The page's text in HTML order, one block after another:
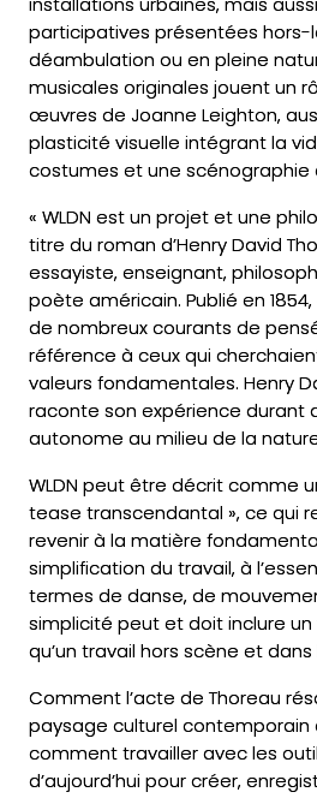
participatives présentées hors-
déambulation ou en pleine
musicales originales jouent un
œuvres de Joanne Leighton,
plasticité visuelle intégrant la
costumes et une scénographie
« WLDN est un projet et une
titre du roman d’Henry David
essayiste, enseignant,
poète américain. Publié en
de nombreux courants de
référence à ceux qui
valeurs fondamentales. Henry
raconte son expérience durant
autonome au milieu de la
WLDN peut être décrit comme
tease transcendantal », ce qui
revenir à la matière
simplification du travail, à
termes de danse, de
simplicité peut et doit inclure un
qu’un travail hors scène et dans
Comment l’acte de Thoreau
paysage culturel
comment travailler avec les
d’aujourd’hui pour créer,